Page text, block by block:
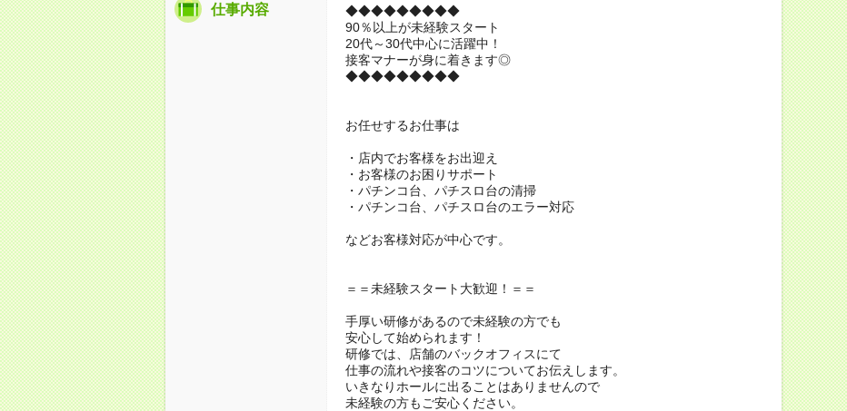
仕事内容
◆◆◆◆◆◆◆◆◆
90％以上が未経験スタート
20代～30代中心に活躍中！
接客マナーが身に着きます◎
◆◆◆◆◆◆◆◆◆
お任せするお仕事は
・店内でお客様をお出迎え
・お客様のお困りサポート
・パチンコ台、パチスロ台の清掃
・パチンコ台、パチスロ台のエラー対応
などお客様対応が中心です。
＝＝未経験スタート大歓迎！＝＝
手厚い研修があるので未経験の方でも
安心して始められます！
研修では、店舗のバックオフィスにて
仕事の流れや接客のコツについてお伝えします。
いきなりホールに出ることはありませんので
未経験の方もご安心ください。